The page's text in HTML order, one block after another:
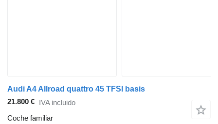
Audi A4 Allroad quattro 45 TFSI basis
21.800 € IVA incluido
Coche familiar